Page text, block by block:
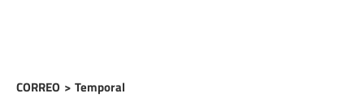
CORREO > Temporal